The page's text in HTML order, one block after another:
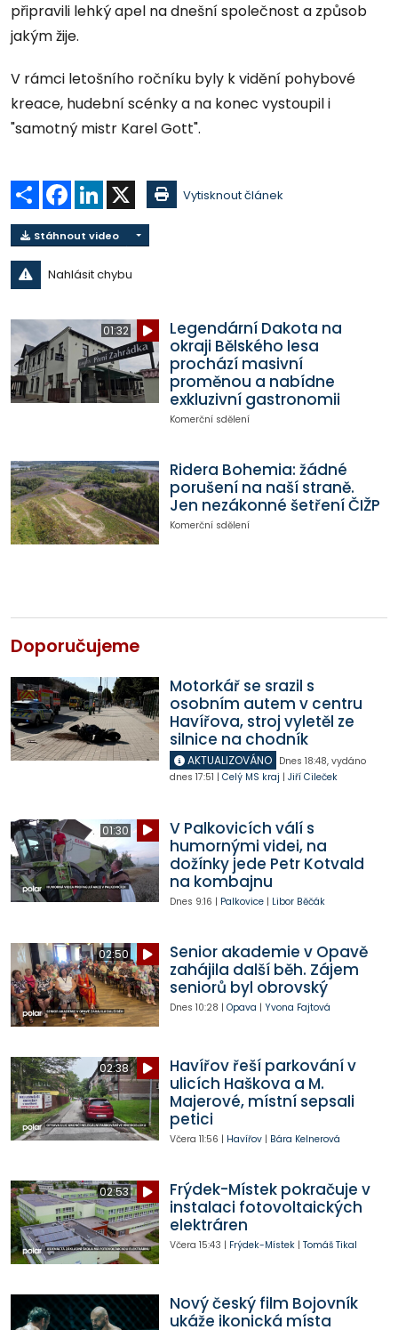
připravili lehký apel na dnešní společnost a způsob
jakým žije.
V rámci letošního ročníku byly k vidění pohybové
kreace, hudební scénky a na konec vystoupil i
"samotný mistr Karel Gott".
Sdílet Facebook
LinkedIn Vytisknout článek
Stáhnout video
Nahlásit chybu
01:32
Legendární Dakota na
okraji Bělského lesa
prochází masivní
proměnou a nabídne
exkluzivní gastronomii
Komerční sdělení
Ridera Bohemia: žádné
porušení na naší straně.
Jen nezákonné šetření ČIŽP
Komerční sdělení
Doporučujeme
Motorkář se srazil s
osobním autem v centru
Havířova, stroj vyletěl ze
silnice na chodník
AKTUALIZOVÁNO Dnes 18:48, vydáno
dnes 17:51 | Celý MS kraj | Jiří Cileček
01:30
V Palkovicích válí s
humornými videi, na
dožínky jede Petr Kotvald
na kombajnu
Dnes 9:16 | Palkovice| Libor Běčák
02:50
Senior akademie v Opavě
zahájila další běh. Zájem
seniorů byl obrovský
Dnes 10:28 | Opava | Yvona Fajtová
02:38
Havířov řeší parkování v
ulicích Haškova a M.
Majerové, místní sepsali
petici
Včera 11:56 | Havířov| Bára Kelnerová
02:53
Frýdek-Místek pokračuje v
instalaci fotovoltaických
elektráren
Včera 15:43 | Frýdek-Místek| Tomáš Tikal
Nový český film Bojovník
ukáže ikonická místa